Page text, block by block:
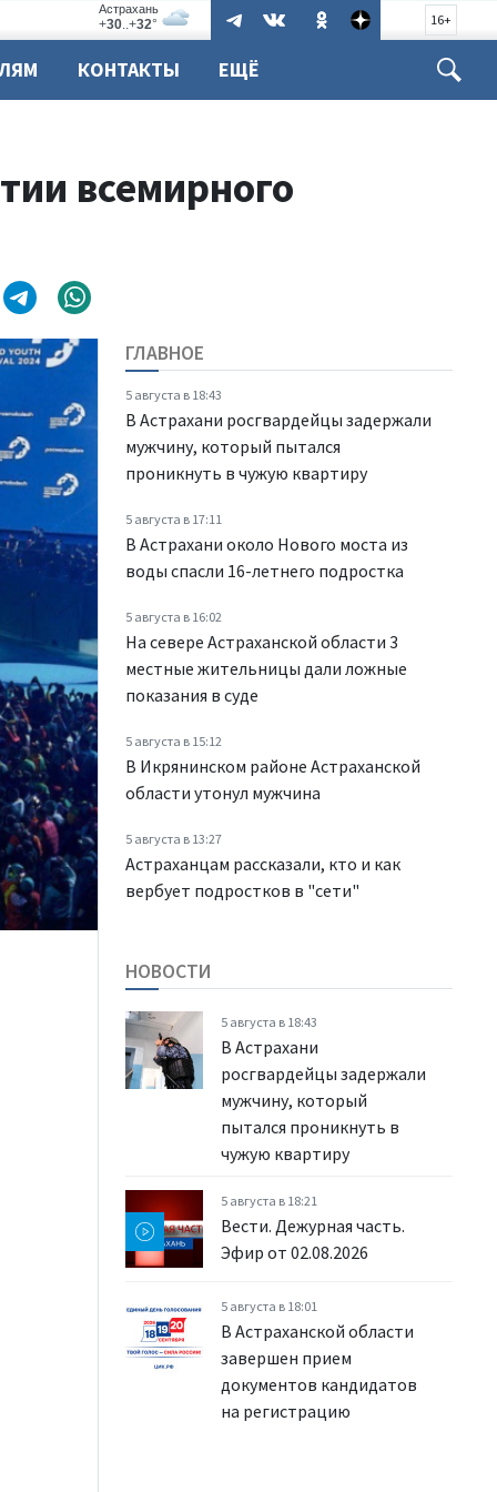
16+
КОНТАКТЫ ЕЩЁ
всемирного
ГЛАВНОЕ
5 августа в 18:43
В Астрахани росгвардейцы задержали
мужчину, который пытался
проникнуть в чужую квартиру
5 августа в 17:11
В Астрахани около Нового моста из
воды спасли 16-летнего подростка
5 августа в 16:02
На севере Астраханской области 3
местные жительницы дали ложные
показания в суде
5 августа в 15:12
В Икрянинском районе Астраханской
области утонул мужчина
5 августа в 13:27
Астраханцам рассказали, кто и как
вербует подростков в "сети"
НОВОСТИ
5 августа в 18:43
В Астрахани
росгвардейцы задержали
мужчину, который
пытался проникнуть в
чужую квартиру
5 августа в 18:21
Вести. Дежурная часть.
Эфир от 02.08.2026
5 августа в 18:01
В Астраханской области
завершен прием
документов кандидатов
на регистрацию